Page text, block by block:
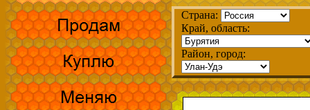
Страна:
Край, область:
Район, город: